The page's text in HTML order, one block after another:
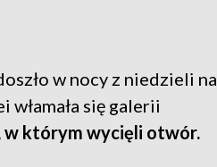
w nocy z niedzieli na
włamała się galerii
w którym wycięli otwór.